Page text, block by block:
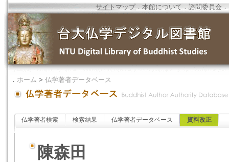
サイトマップ．本館について ．諮問委員会 ．
． ホーム > 仏学著者データベース
仏学著者検索 検索結果 仏学著者データベース 資料改正
陳森田